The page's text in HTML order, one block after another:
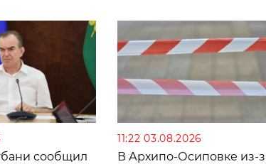
сообщил
11:22 03.08.2026
В Архипо-Осиповке из-